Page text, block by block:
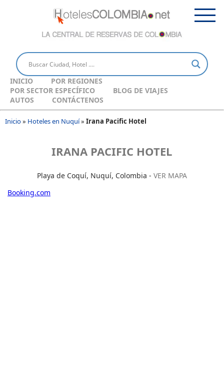
INICIO
POR REGIONES
POR SECTOR ESPECÍFICO
BLOG DE VIAJES
AUTOS
CONTÁCTENOS
Inicio» Hoteles en Nuquí» Irana Pacific Hotel
IRANA PACIFIC HOTEL
Playa de Coquí, Nuquí, Colombia - VER MAPA
Booking.com